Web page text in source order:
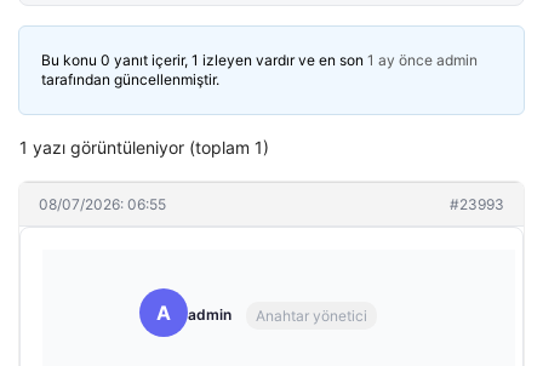
Bu konu 0 yanıt içerir, 1 izleyen vardır ve en son 1 ay önce admin
tarafından güncellenmiştir.
1 yazı görüntüleniyor (toplam 1)
08/07/2026: 06:55 #23993
A admin Anahtar yönetici